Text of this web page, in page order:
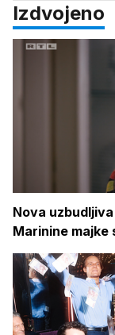
Izdvojeno
Nova
Marinine majke